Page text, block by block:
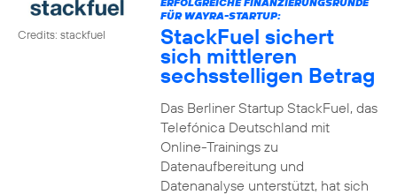
Credits: stackfuel
FÜR WAYRA-STARTUP:
StackFuel sichert
sich mittleren
sechsstelligen Betrag
Das Berliner Startup StackFuel, das
Telefónica Deutschland mit
Online-Trainings zu
Datenaufbereitung und
Datenanalyse unterstützt, hat sich